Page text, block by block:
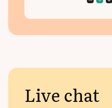
Live chat